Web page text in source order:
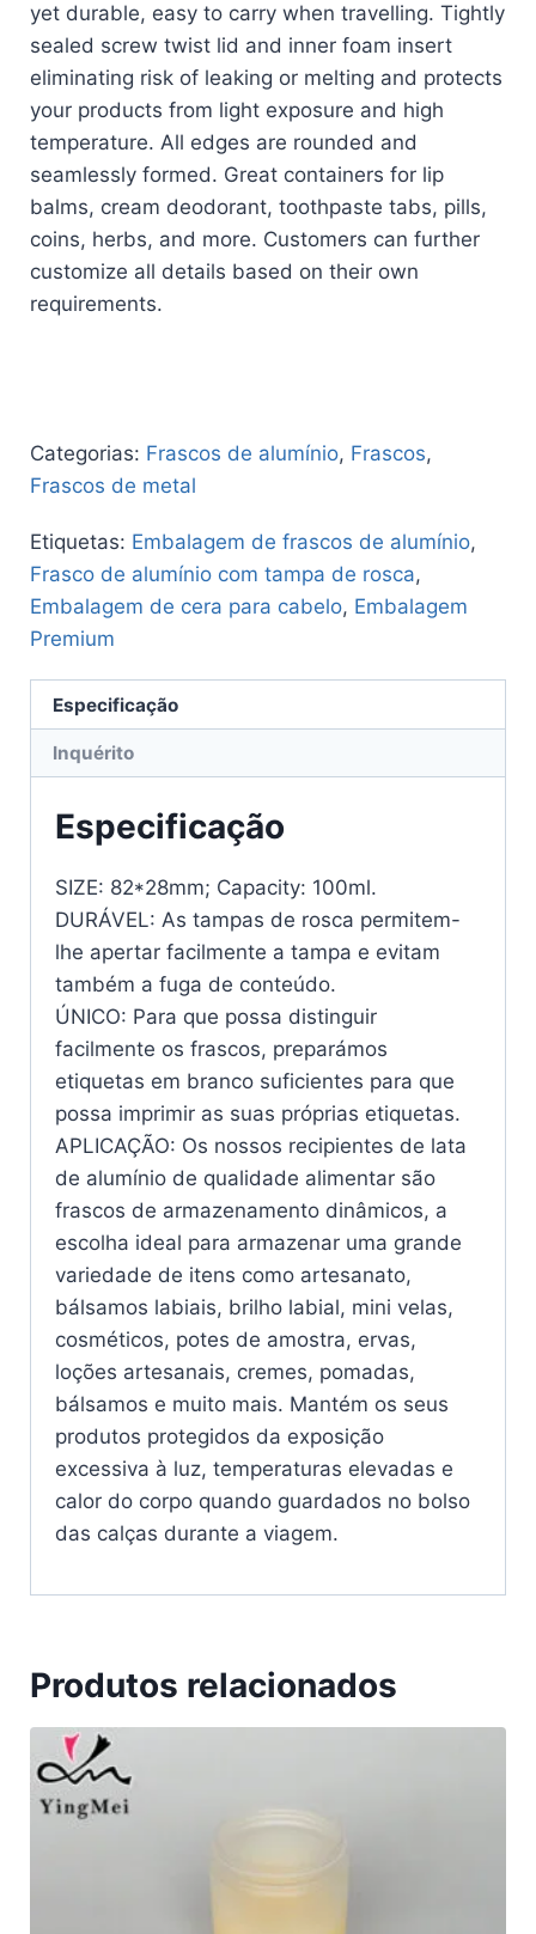
yet durable, easy to carry when travelling. Tightly
sealed screw twist lid and inner foam insert
eliminating risk of leaking or melting and protects
your products from light exposure and high
temperature. All edges are rounded and
seamlessly formed. Great containers for lip
balms, cream deodorant, toothpaste tabs, pills,
coins, herbs, and more. Customers can further
customize all details based on their own
requirements.
Categorias: Frascos de alumínio, Frascos,
Frascos de metal
Etiquetas: Embalagem de frascos de alumínio,
Frasco de alumínio com tampa de rosca,
Embalagem de cera para cabelo, Embalagem
Premium
Especificação
Inquérito
Especificação
SIZE: 82*28mm; Capacity: 100ml.
DURÁVEL: As tampas de rosca permitem-
lhe apertar facilmente a tampa e evitam
também a fuga de conteúdo.
ÚNICO: Para que possa distinguir
facilmente os frascos, preparámos
etiquetas em branco suficientes para que
possa imprimir as suas próprias etiquetas.
APLICAÇÃO: Os nossos recipientes de lata
de alumínio de qualidade alimentar são
frascos de armazenamento dinâmicos, a
escolha ideal para armazenar uma grande
variedade de itens como artesanato,
bálsamos labiais, brilho labial, mini velas,
cosméticos, potes de amostra, ervas,
loções artesanais, cremes, pomadas,
bálsamos e muito mais. Mantém os seus
produtos protegidos da exposição
excessiva à luz, temperaturas elevadas e
calor do corpo quando guardados no bolso
das calças durante a viagem.
Produtos relacionados